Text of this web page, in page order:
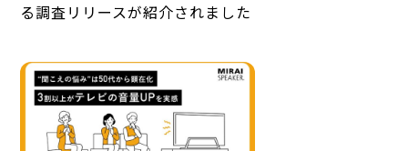
る調査リリースが紹介されました